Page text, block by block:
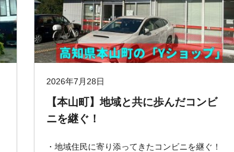
2026年7月28日
【本山町】地域と共に歩んだコンビ
ニを継ぐ！
・地域住民に寄り添ってきたコンビニを継ぐ！